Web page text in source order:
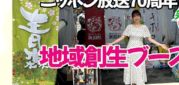
▼伊豆半島最南端にある岬「石廊崎」
スポーツを通してまちに活力や交流を生み
地域活性化センター理事長、内閣官房参与
選考委員 及川 卓也
マガジンハウス「こここ」統括プロデュー
風間 欣人
グルメ情報で真っ先に紹介したのは「浜松
総務省の「1年間の1世帯当たりの餃子の購
位を争っているのは、浜松市と宇都宮市と
そして23年は浜松市が1位を奪還！さらに
のチーズケーキと、ご当地のナチュラルス